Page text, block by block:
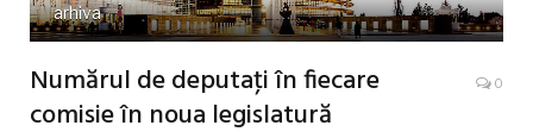
arhiva
Numărul de deputaţi în fiecare
comisie în noua legislatură
0